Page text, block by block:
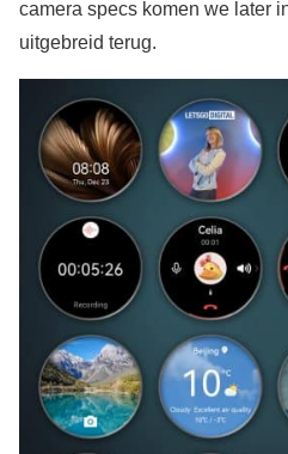
camera specs komen we later
uitgebreid terug.